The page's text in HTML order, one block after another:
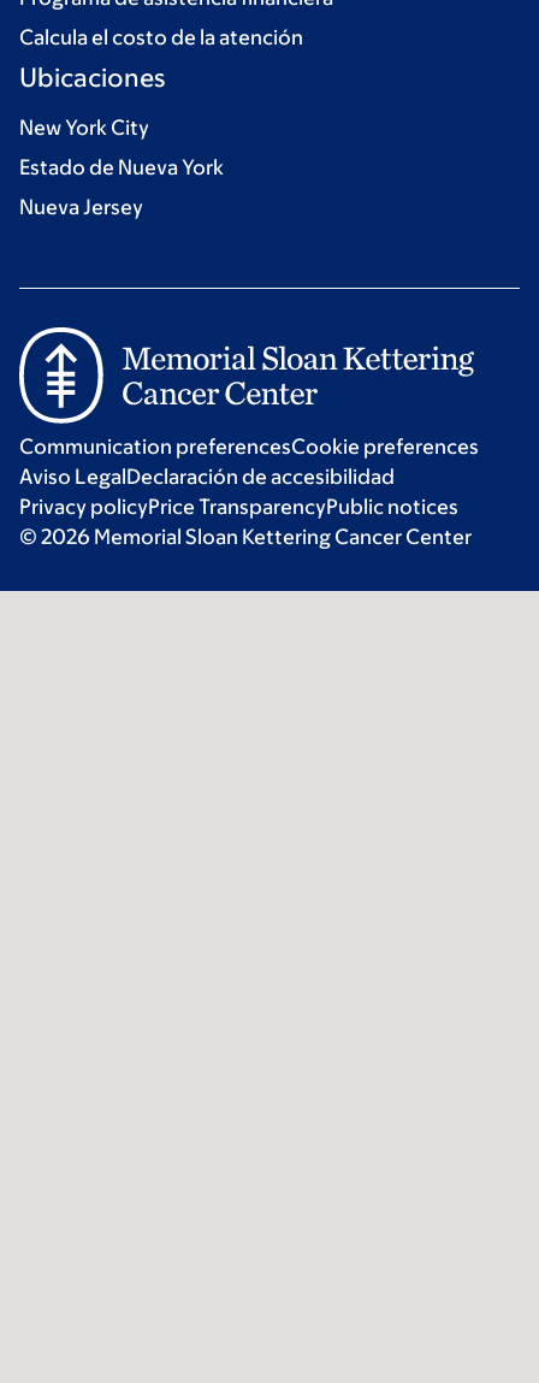
Calcula el costo de la atención
Ubicaciones
New York City
Estado de Nueva York
Nueva Jersey
Communication preferencesCookie preferences
Aviso LegalDeclaración de accesibilidad
Privacy policyPrice TransparencyPublic notices
© 2026 Memorial Sloan Kettering Cancer Center